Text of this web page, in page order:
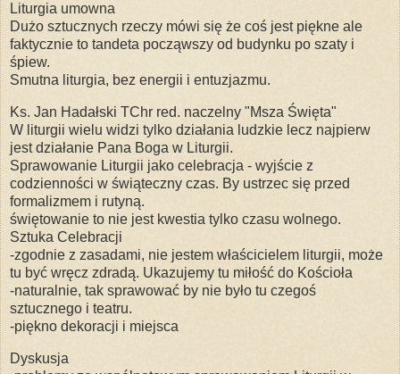
Liturgia umowna
Dużo sztucznych rzeczy mówi się że coś jest piękne ale
faktycznie to tandeta począwszy od budynku po szaty i
śpiew.
Smutna liturgia, bez energii i entuzjazmu.
Ks. Jan Hadałski TChr red. naczelny "Msza Święta"
W liturgii wielu widzi tylko działania ludzkie lecz najpierw
jest działanie Pana Boga w Liturgii.
Sprawowanie Liturgii jako celebracja - wyjście z
codzienności w świąteczny czas. By ustrzec się przed
formalizmem i rutyną.
świętowanie to nie jest kwestia tylko czasu wolnego.
Sztuka Celebracji
-zgodnie z zasadami, nie jestem właścicielem liturgii, może
tu być wręcz zdradą. Ukazujemy tu miłość do Kościoła
-naturalnie, tak sprawować by nie było tu czegoś
sztucznego i teatru.
-piękno dekoracji i miejsca
Dyskusja